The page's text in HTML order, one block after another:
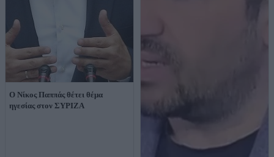
Ο Νίκος Παππάς θέτει θέμα
ηγεσίας στον ΣΥΡΙΖΑ